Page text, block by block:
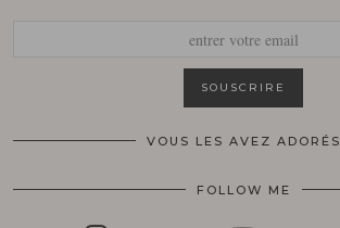
VOUS LES AVEZ ADORÉS
FOLLOW ME